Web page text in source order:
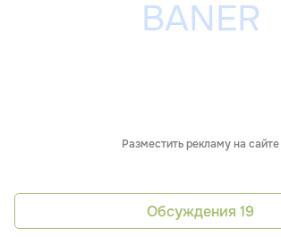
Разместить рекламу на сайте
Обсуждения 19